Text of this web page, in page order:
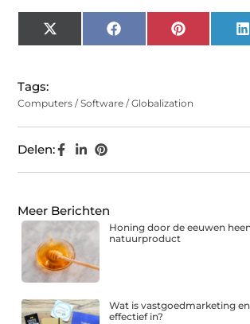
X
(Twitter)
Facebook Pinterest
Tags:
Computers / Software / Globalization
Delen:
Meer Berichten
Honing door de eeuwen
natuurproduct
Wat is vastgoedmarketing
effectief in?